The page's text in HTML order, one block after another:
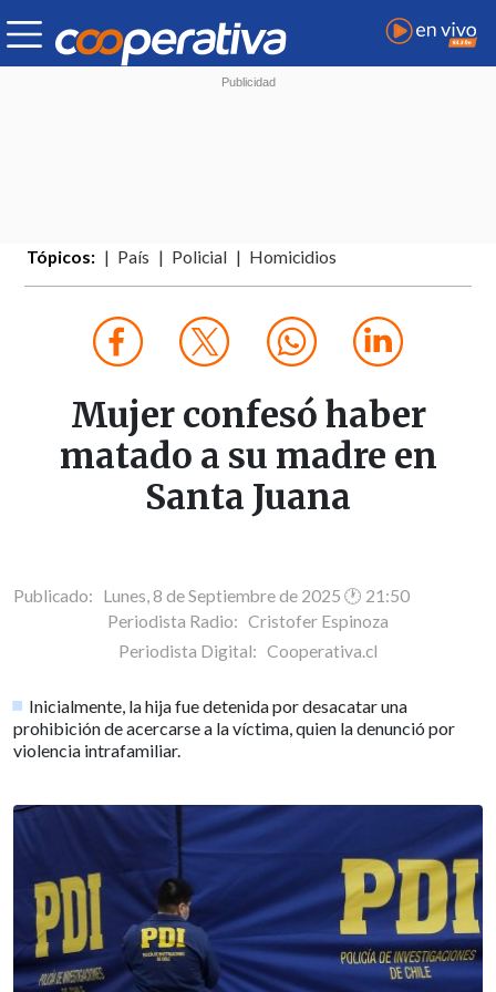
Tópicos: País Policial Homicidios
Mujer confesó haber
matado a su madre en
Santa Juana
Publicado: Lunes, 8 de Septiembre de 2025 🕐 21:50
Periodista Radio: Cristofer Espinoza
Periodista Digital: Cooperativa.cl
Inicialmente, la hija fue detenida por desacatar una
prohibición de acercarse a la víctima, quien la denunció por
violencia intrafamiliar.